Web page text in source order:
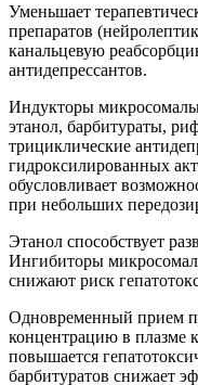
Уменьшает
препаратов
канальцевую
антидепрессантов.
Индукторы
этанол, барбитураты,
трициклические
гидроксилированных
обусловливает
при небольших
Этанол способствует
Ингибиторы
снижают риск
Одновременный прием
концентрацию в плазме
повышается
барбитуратов снижает